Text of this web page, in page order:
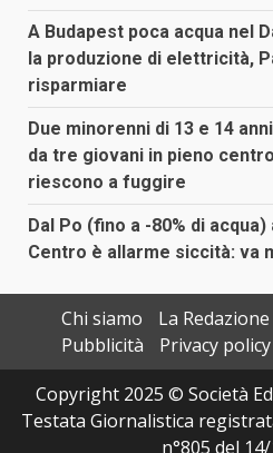
A Budapest poca acqua nel
la produzione di elettricità,
risparmiare
Due minorenni di 13 e 14
da tre giovani in pieno
riescono a fuggire
Dal Po (fino a -80% di
Centro è allarme siccità: va
Chi siamo
La
Pubblicità
Privacy policy
Copyright 2025 © Società
Testata Giornalistica
n°805 del